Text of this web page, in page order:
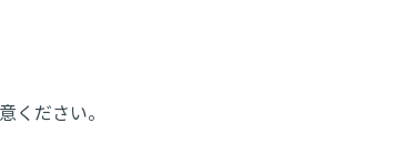
ください。